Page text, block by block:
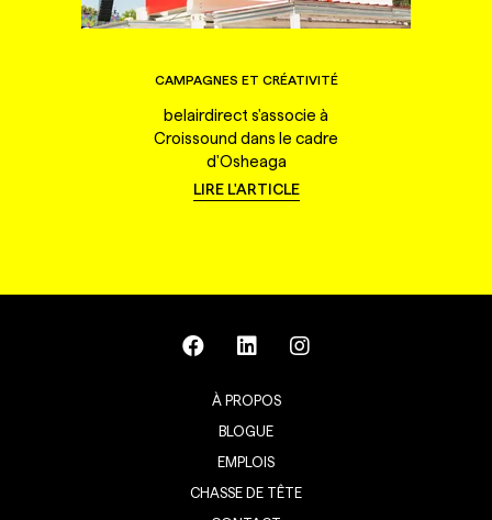
CAMPAGNES ET CRÉATIVITÉ
belairdirect s'associe à
Croissound dans le cadre
d'Osheaga
LIRE L'ARTICLE
À PROPOS
BLOGUE
EMPLOIS
CHASSE DE TÊTE